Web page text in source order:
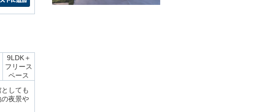
9LDK＋
フリース
ペース
しても
夜景や